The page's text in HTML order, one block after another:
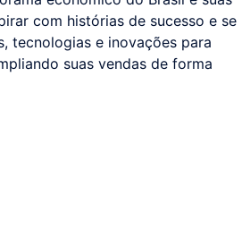
com histórias de sucesso e se
tecnologias e inovações para
suas vendas de forma